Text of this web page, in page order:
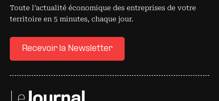
Toute l’actualité économique des entreprises de votre
territoire en 5 minutes, chaque jour.
Recevoir la Newsletter